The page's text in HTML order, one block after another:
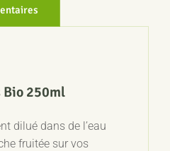
Bio 250ml
dilué dans de l’eau
fruitée sur vos